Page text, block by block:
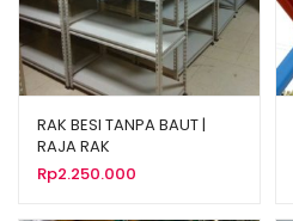
RAK BESI TANPA BAUT |
RAJA RAK
Rp2.250.000